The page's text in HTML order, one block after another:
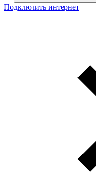
Подключить интернет